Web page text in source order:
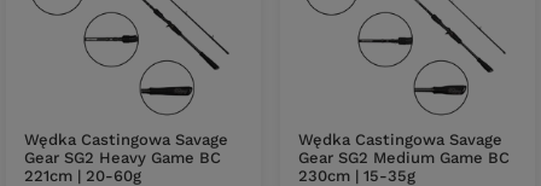
Wędka Castingowa Savage
Gear SG2 Heavy Game BC
221cm | 20-60g
Wędka Castingowa Savage
Gear SG2 Medium Game BC
230cm | 15-35g